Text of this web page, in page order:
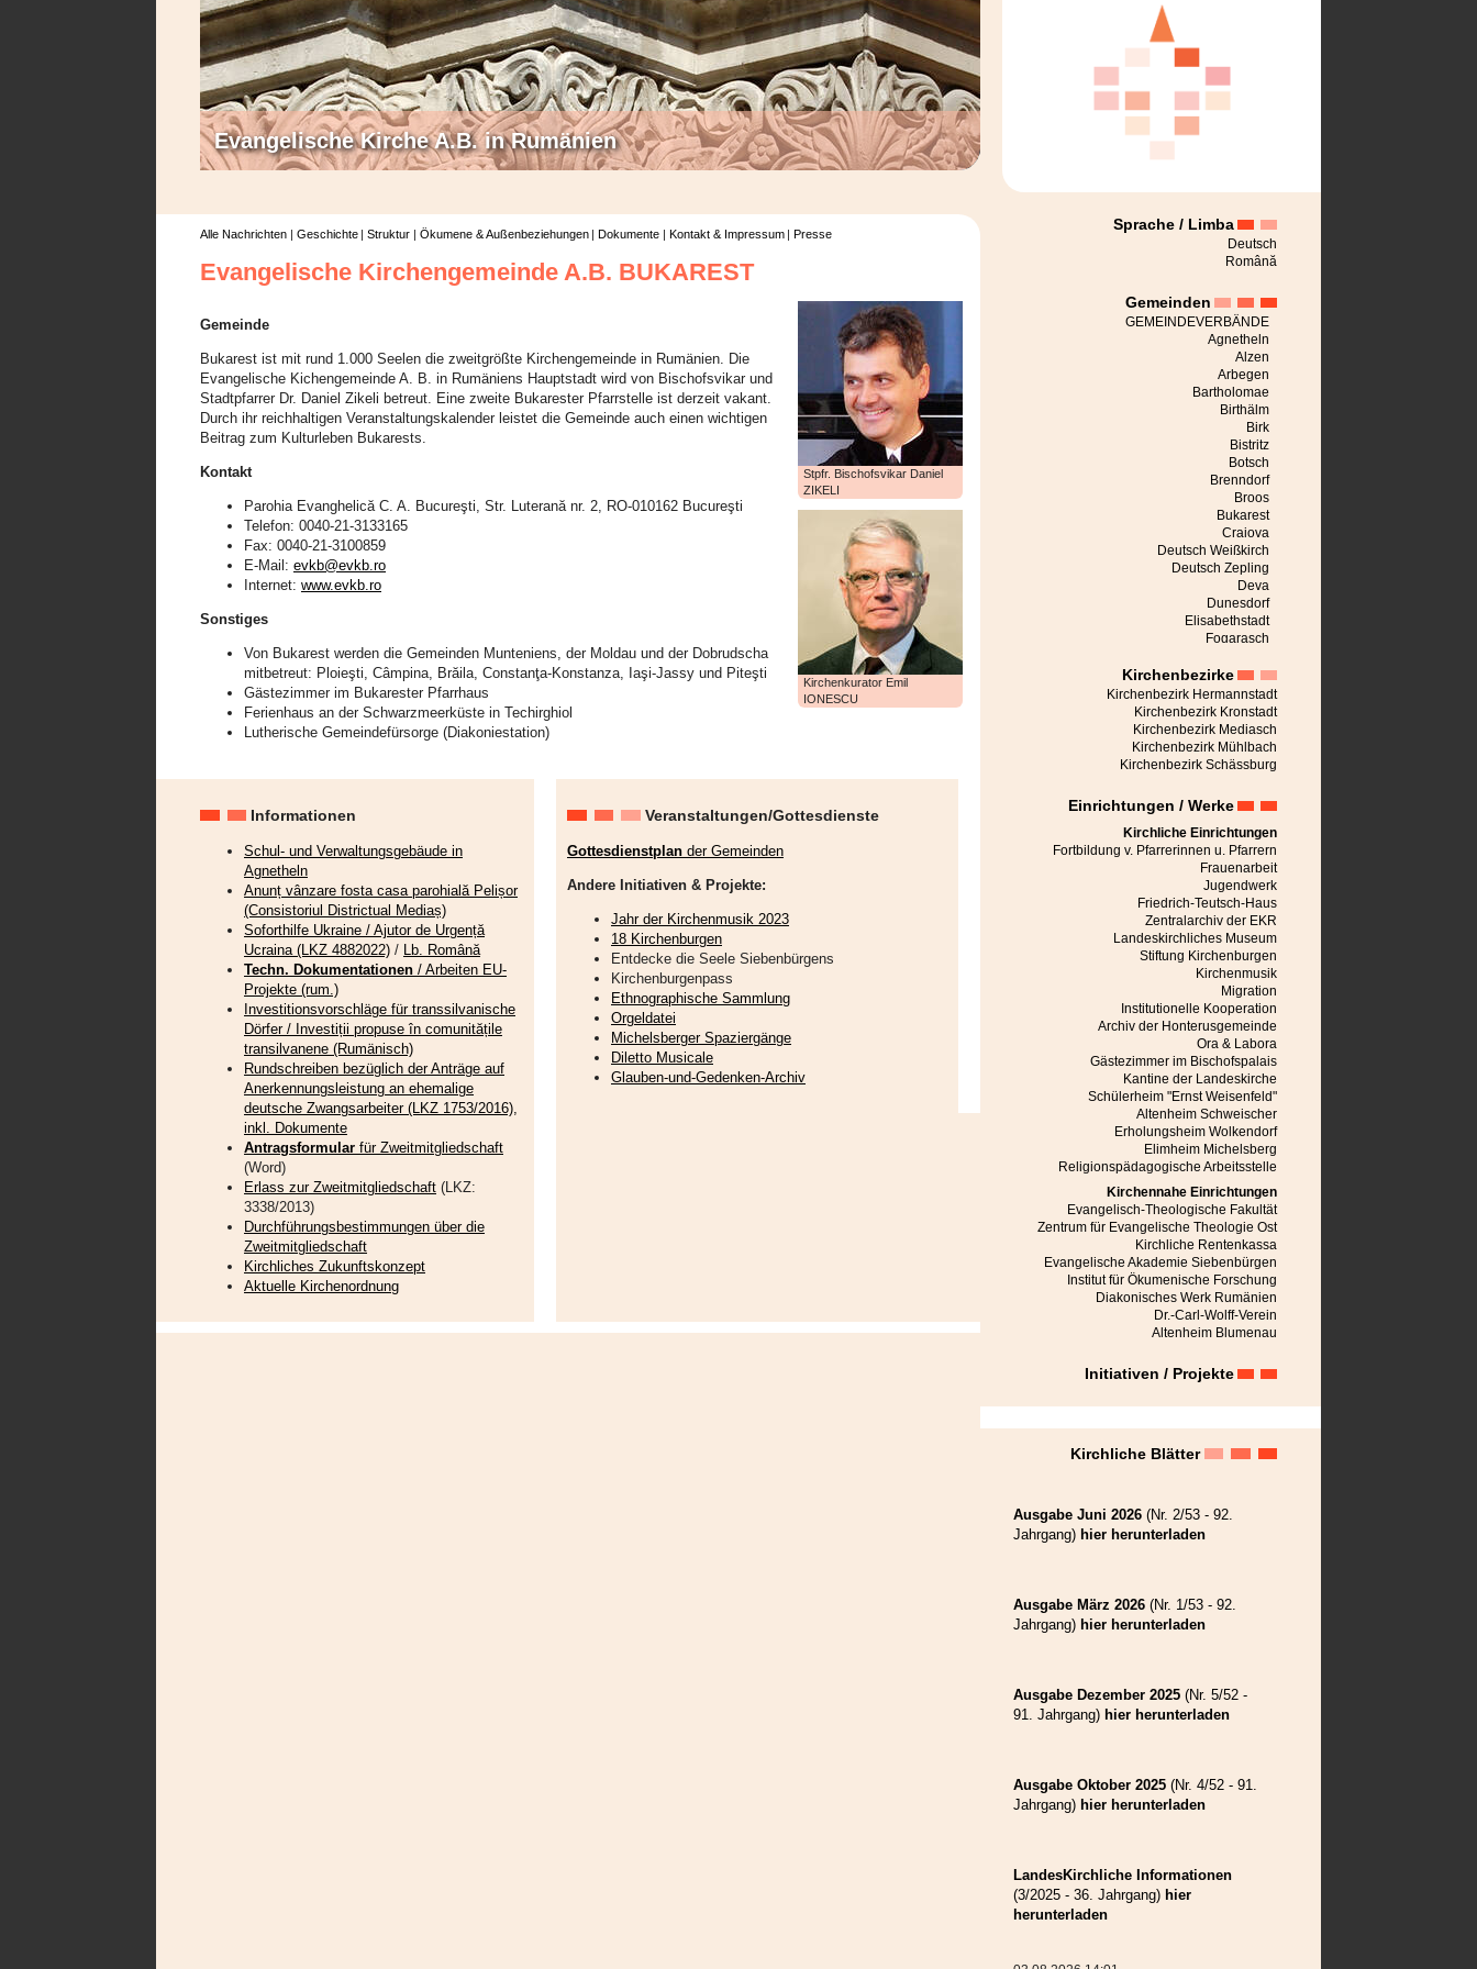
Evangelische Kirche A.B. in Rumänien
Alle Nachrichten Geschichte Struktur Ökumene & Außenbeziehungen Dokumente Kontakt & Impressum Presse
Evangelische Kirchengemeinde A.B. BUKAREST
Stpfr. Bischofsvikar Daniel
ZIKELI
Kirchenkurator Emil
IONESCU
Gemeinde
Bukarest ist mit rund 1.000 Seelen die zweitgrößte Kirchengemeinde in Rumänien. Die
Evangelische Kichengemeinde A. B. in Rumäniens Hauptstadt wird von Bischofsvikar und
Stadtpfarrer Dr. Daniel Zikeli betreut. Eine zweite Bukarester Pfarrstelle ist derzeit vakant.
Durch ihr reichhaltigen Veranstaltungskalender leistet die Gemeinde auch einen wichtigen
Beitrag zum Kulturleben Bukarests.
Kontakt
Parohia Evanghelică C. A. Bucureşti, Str. Luterană nr. 2, RO-010162 Bucureşti
Telefon: 0040-21-3133165
Fax: 0040-21-3100859
E-Mail: evkb@evkb.ro
Internet: www.evkb.ro
Sonstiges
Von Bukarest werden die Gemeinden Munteniens, der Moldau und der Dobrudscha
mitbetreut: Ploieşti, Câmpina, Brăila, Constanţa-Konstanza, Iaşi-Jassy und Piteşti
Gästezimmer im Bukarester Pfarrhaus
Ferienhaus an der Schwarzmeerküste in Techirghiol
Lutherische Gemeindefürsorge (Diakoniestation)
Sprache / Limba
Deutsch
Română
Gemeinden
GEMEINDEVERBÄNDE
Agnetheln
Alzen
Arbegen
Bartholomae
Birthälm
Birk
Bistritz
Botsch
Brenndorf
Broos
Bukarest
Craiova
Deutsch Weißkirch
Deutsch Zepling
Deva
Dunesdorf
Elisabethstadt
Fogarasch
Großalisch
Großau
Großpold
Großschenk
Großscheuern
Heldsdorf
Hermannstadt
Honigberg
Jaad
Karlsburg
Keisd
Kerz
Kirchberg
Kronstadt
Leblang
Malmkrog
Marienburg bei Schässburg
Mediasch
Michelsberg
Mühlbach
Neppendorf
Neudorf bei Schässburg
Neustadt im Burzenland
Niedereidisch
Nußbach
Obereidisch
Petersberg
Petersdorf bei Mühlbach
Râmnicu Vâlcea
Rauthal
Reps
Reschitz
Reussen
Reussmarkt
Roseln
Rosenau
Schässburg
Seiburg
Semlak
Tartlau
Urwegen
Zeiden
Kirchenbezirke
Kirchenbezirk Hermannstadt
Kirchenbezirk Kronstadt
Kirchenbezirk Mediasch
Kirchenbezirk Mühlbach
Kirchenbezirk Schässburg
Einrichtungen / Werke
Kirchliche Einrichtungen
Fortbildung v. Pfarrerinnen u. Pfarrern
Frauenarbeit
Jugendwerk
Friedrich-Teutsch-Haus
Zentralarchiv der EKR
Landeskirchliches Museum
Stiftung Kirchenburgen
Kirchenmusik
Migration
Institutionelle Kooperation
Archiv der Honterusgemeinde
Ora & Labora
Gästezimmer im Bischofspalais
Kantine der Landeskirche
Schülerheim "Ernst Weisenfeld"
Altenheim Schweischer
Erholungsheim Wolkendorf
Elimheim Michelsberg
Religionspädagogische Arbeitsstelle
Kirchennahe Einrichtungen
Evangelisch-Theologische Fakultät
Zentrum für Evangelische Theologie Ost
Kirchliche Rentenkassa
Evangelische Akademie Siebenbürgen
Institut für Ökumenische Forschung
Diakonisches Werk Rumänien
Dr.-Carl-Wolff-Verein
Altenheim Blumenau
Initiativen / Projekte
Kirchliche Blätter
Ausgabe Juni 2026 (Nr. 2/53 - 92.
Jahrgang) hier herunterladen
Ausgabe März 2026 (Nr. 1/53 - 92.
Jahrgang) hier herunterladen
Ausgabe Dezember 2025 (Nr. 5/52 -
91. Jahrgang) hier herunterladen
Ausgabe Oktober 2025 (Nr. 4/52 - 91.
Jahrgang) hier herunterladen
LandesKirchliche Informationen
(3/2025 - 36. Jahrgang) hier
herunterladen
Informationen
Schul- und Verwaltungsgebäude in
Agnetheln
Anunț vânzare fosta casa parohială Pelișor
(Consistoriul Districtual Mediaș)
Soforthilfe Ukraine / Ajutor de Urgență
Ucraina (LKZ 4882022) / Lb. Română
Techn. Dokumentationen / Arbeiten EU-
Projekte (rum.)
Investitionsvorschläge für transsilvanische
Dörfer / Investiții propuse în comunitățile
transilvanene (Rumänisch)
Rundschreiben bezüglich der Anträge auf
Anerkennungsleistung an ehemalige
deutsche Zwangsarbeiter (LKZ 1753/2016),
inkl. Dokumente
Antragsformular für Zweitmitgliedschaft
(Word)
Erlass zur Zweitmitgliedschaft (LKZ:
3338/2013)
Durchführungsbestimmungen über die
Zweitmitgliedschaft
Kirchliches Zukunftskonzept
Aktuelle Kirchenordnung
Veranstaltungen/Gottesdienste
Gottesdienstplan der Gemeinden
Andere Initiativen & Projekte:
Jahr der Kirchenmusik 2023
18 Kirchenburgen
Entdecke die Seele Siebenbürgens
Kirchenburgenpass
Ethnographische Sammlung
Orgeldatei
Michelsberger Spaziergänge
Diletto Musicale
Glauben-und-Gedenken-Archiv